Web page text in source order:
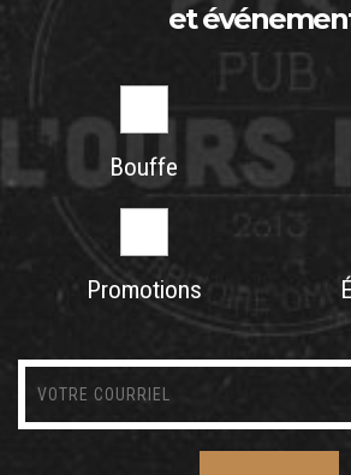
et
Bouffe
Promotions